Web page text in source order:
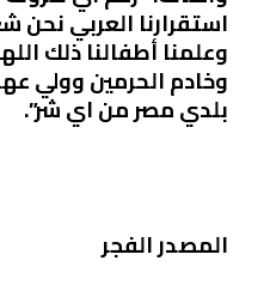
استقرارنا العربي
وعلمنا أطفالنا ذلك
وخادم الحرمين وولي
بلدي مصر من اي شر”.
المصدر الفجر